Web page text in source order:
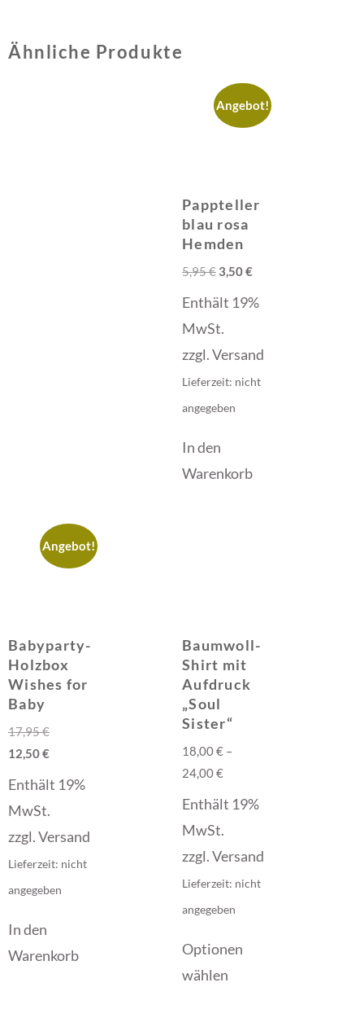
Ähnliche Produkte
Angebot!
Pappteller
blau rosa
Hemden
5,95€ 3,50€
Enthält 19%
MwSt.
zzgl.Versand
Lieferzeit: nicht
angegeben
In den
Warenkorb
Angebot!
Babyparty-
Holzbox
Wishes for
Baby
17,95€
12,50€
Enthält 19%
MwSt.
zzgl.Versand
Lieferzeit: nicht
angegeben
In den
Warenkorb
Baumwoll-
Shirt mit
Aufdruck
„Soul
Sister“
18,00€ –
24,00€
Enthält 19%
MwSt.
zzgl.Versand
Lieferzeit: nicht
angegeben
Optionen
wählen